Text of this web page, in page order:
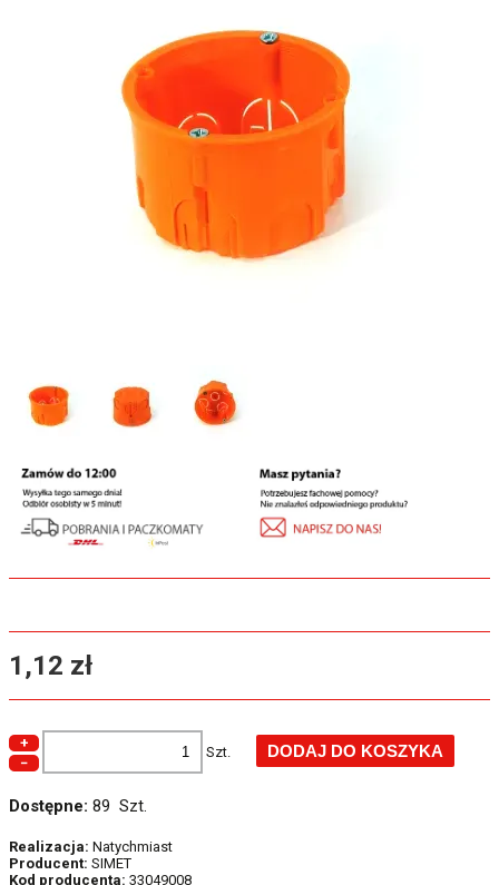
1,12 zł
+
−
Szt.
Dostępne: 89 Szt.
Realizacja: Natychmiast
Producent: SIMET
Kod producenta: 33049008